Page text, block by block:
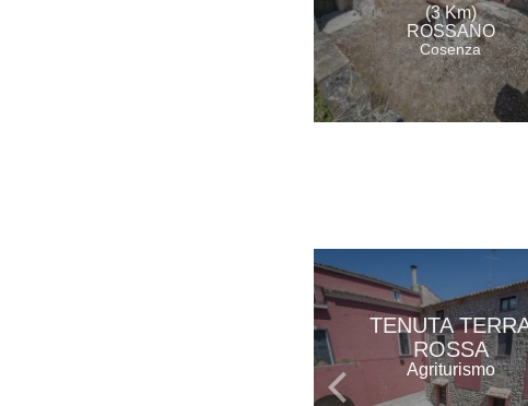
(3 Km)
ROSSANO
Cosenza
TENUTA
ROSSA
Agriturismo